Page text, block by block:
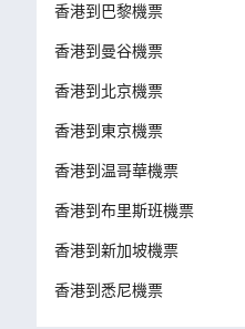
香港到巴黎機票
香港到曼谷機票
香港到北京機票
香港到東京機票
香港到温哥華機票
香港到布里斯班機票
香港到新加坡機票
香港到悉尼機票